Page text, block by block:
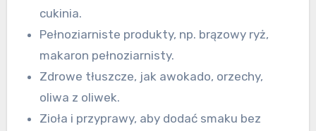
cukinia.
Pełnoziarniste produkty, np. brązowy ryż,
makaron pełnoziarnisty.
Zdrowe tłuszcze, jak awokado, orzechy,
oliwa z oliwek.
Zioła i przyprawy, aby dodać smaku bez